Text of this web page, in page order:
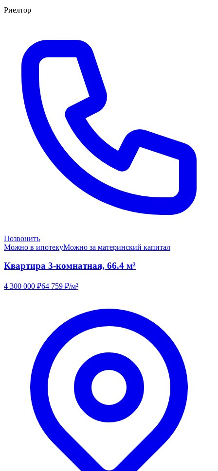
Риелтор
Позвонить
Можно в ипотекуМожно за материнский капитал
Квартира 3-комнатная, 66.4 м²
4 300 000 ₽64 759 ₽/м²